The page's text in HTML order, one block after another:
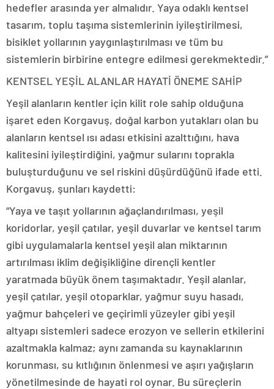
hedefler arasında yer almalıdır. Yaya odaklı kentsel
tasarım, toplu taşıma sistemlerinin iyileştirilmesi,
bisiklet yollarının yaygınlaştırılması ve tüm bu
sistemlerin birbirine entegre edilmesi gerekmektedir.”
KENTSEL YEŞİL ALANLAR HAYATİ ÖNEME SAHİP
Yeşil alanların kentler için kilit role sahip olduğuna
işaret eden Korgavuş, doğal karbon yutakları olan bu
alanların kentsel ısı adası etkisini azalttığını, hava
kalitesini iyileştirdiğini, yağmur sularını toprakla
buluşturduğunu ve sel riskini düşürdüğünü ifade etti.
Korgavuş, şunları kaydetti:
“Yaya ve taşıt yollarının ağaçlandırılması, yeşil
koridorlar, yeşil çatılar, yeşil duvarlar ve kentsel tarım
gibi uygulamalarla kentsel yeşil alan miktarının
artırılması iklim değişikliğine dirençli kentler
yaratmada büyük önem taşımaktadır. Yeşil alanlar,
yeşil çatılar, yeşil otoparklar, yağmur suyu hasadı,
yağmur bahçeleri ve geçirimli yüzeyler gibi yeşil
altyapı sistemleri sadece erozyon ve sellerin etkilerini
azaltmakla kalmaz; aynı zamanda su kaynaklarının
korunması, su kıtlığının önlenmesi ve aşırı yağışların
yönetilmesinde de hayati rol oynar. Bu süreçlerin